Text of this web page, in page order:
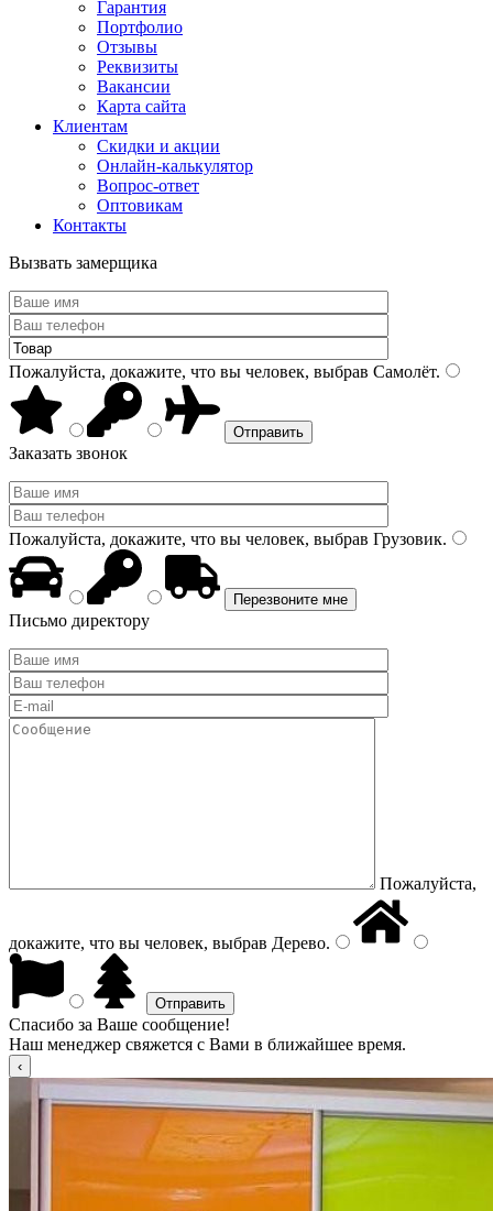
Гарантия
Портфолио
Отзывы
Реквизиты
Вакансии
Карта сайта
Клиентам
Скидки и акции
Онлайн-калькулятор
Вопрос-ответ
Оптовикам
Контакты
Вызвать замерщика
Пожалуйста, докажите, что вы человек, выбрав Самолёт.
Заказать звонок
Пожалуйста, докажите, что вы человек, выбрав Грузовик.
Письмо директору
Пожалуйста,
докажите, что вы человек, выбрав Дерево.
Спасибо за Ваше сообщение!
Наш менеджер свяжется с Вами в ближайшее время.